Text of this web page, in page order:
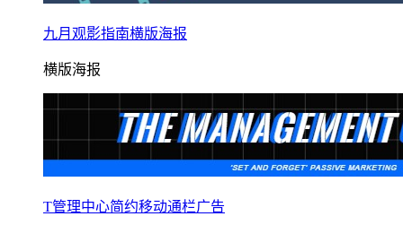
九月观影指南横版海报
横版海报
T管理中心简约移动通栏广告